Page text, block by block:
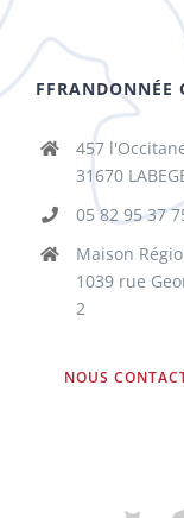
FFRANDONNÉE
457
31670
05 82 95 37
Maison
1039 rue
2
NOUS